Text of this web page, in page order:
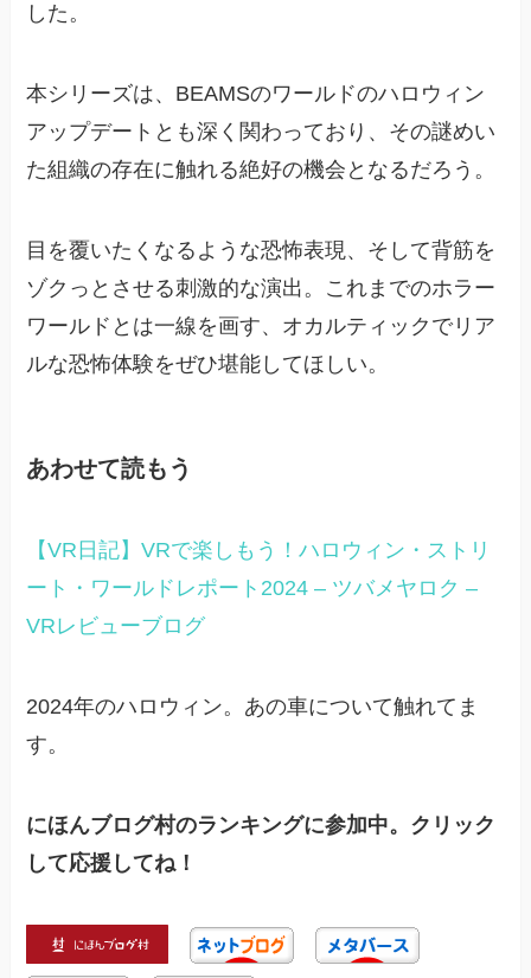
した。
本シリーズは、BEAMSのワールドのハロウィン
アップデートとも深く関わっており、その謎めい
た組織の存在に触れる絶好の機会となるだろう。
目を覆いたくなるような恐怖表現、そして背筋を
ゾクっとさせる刺激的な演出。これまでのホラー
ワールドとは一線を画す、オカルティックでリア
ルな恐怖体験をぜひ堪能してほしい。
あわせて読もう
【VR日記】VRで楽しもう！ハロウィン・ストリ
ート・ワールドレポート2024 – ツバメヤロク –
VRレビューブログ
2024年のハロウィン。あの車について触れてま
す。
にほんブログ村のランキングに参加中。クリック
して応援してね！